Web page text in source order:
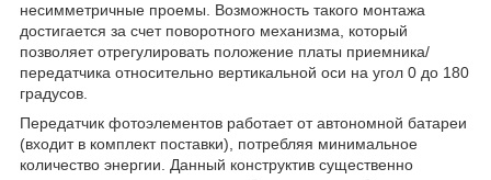
несимметричные проемы. Возможность такого монтажа
достигается за счет поворотного механизма, который
позволяет отрегулировать положение платы приемника/
передатчика относительно вертикальной оси на угол 0 до 180
градусов.
Передатчик фотоэлементов работает от автономной батареи
(входит в комплект поставки), потребляя минимальное
количество энергии. Данный конструктив существенно